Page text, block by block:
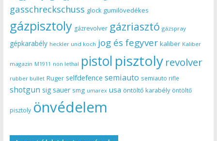
gasschreckschuss glock gumilövedékes
gázpisztoly gázrevolver gázriasztó gázspray
gépkarabély heckler und koch jog és fegyver kaliber Kaliber
magazin M1911 non lethal pistol pisztoly revolver
rubber bullet Ruger selfdefence semiauto semiauto rifle
shotgun sig sauer smg umarex usa öntöltő karabély öntöltő
pisztoly önvédelem